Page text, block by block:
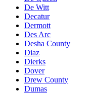
De Witt
Decatur
Dermott
Des Arc
Desha County
Diaz
Dierks
Dover
Drew County
Dumas